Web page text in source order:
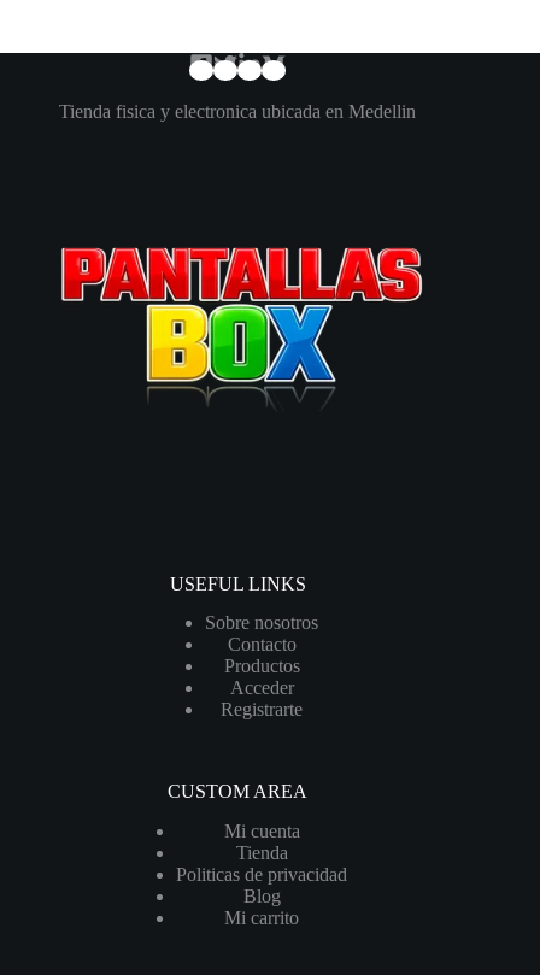
Tienda fisica y electronica ubicada en Medellin
USEFUL LINKS
Sobre nosotros
Contacto
Productos
Acceder
Registrarte
CUSTOM AREA
Mi cuenta
Tienda
Politicas de privacidad
Blog
Mi carrito